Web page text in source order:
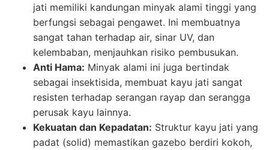
jati memiliki kandungan minyak alami tinggi yang
berfungsi sebagai pengawet. Ini membuatnya
sangat tahan terhadap air, sinar UV, dan
kelembaban, menjauhkan risiko pembusukan.
Anti Hama: Minyak alami ini juga bertindak
sebagai insektisida, membuat kayu jati sangat
resisten terhadap serangan rayap dan serangga
perusak kayu lainnya.
Kekuatan dan Kepadatan: Struktur kayu jati yang
padat (solid) memastikan gazebo berdiri kokoh,